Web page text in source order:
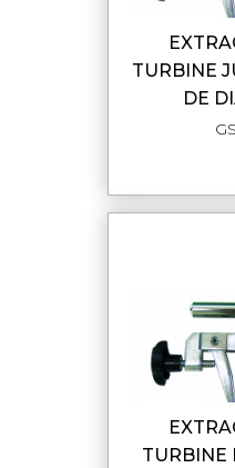
EXTRACTEUR DE
TURBINE
DE
EXTRACTEUR DE
TURBINE